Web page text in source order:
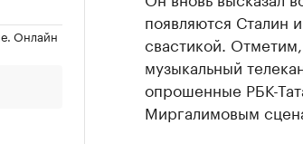
Онлайн
появляются Сталин
свастикой.
музыкальный
опрошенные РБК-
Миргалимовым